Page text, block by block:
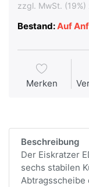
zzgl. MwSt. (19%)
Bestand:Auf
Merken
Beschreibung
Der Eiskratzer
sechs stabilen